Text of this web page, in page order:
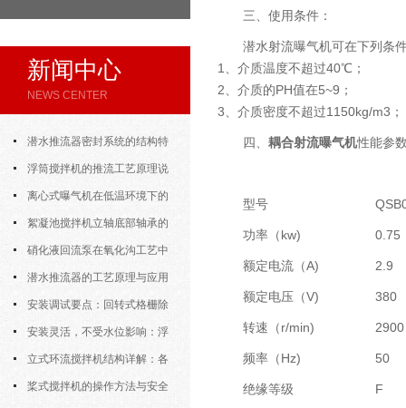
新闻中心
NEWS CENTER
潜水推流器密封系统的结构特
点与渗漏故障处理
浮筒搅拌机的推流工艺原理说
明 离心式曝气机在低温环境下的
运行特性与防冻措施
絮凝池搅拌机立轴底部轴承的
密封防水与免维护设计
硝化液回流泵在氧化沟工艺中
的布置位置对回流效果的影响
潜水推流器的工艺原理与应用
逻辑安装调试要点：回转式格栅除
污机的土建配合要求与水平度校准
安装灵活，不受水位影响：浮
筒式曝气机的结构优势与适用场景
立式环流搅拌机结构详解：各
部件的功能与协同
桨式搅拌机的操作方法与安全
三、使用条件：
潜水射流曝气机可在下列条
1、介质温度不超过40℃；
2、介质的PH值在5~9；
3、介质密度不超过1150kg/m3；
四、 耦合射流曝气机性能参
型号
功率（kw) 0.75
额定电流（A) 2.9
额定电压（V) 380
转速（r/min) 2900
频率（Hz) 50
绝缘等级 F